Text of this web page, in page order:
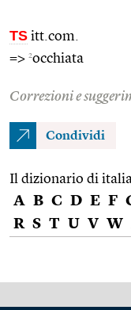
TS itt.com.
=> 2occhiata
Correzioni e
Condividi
Il dizionario di
A B C D E F
R S T U V W